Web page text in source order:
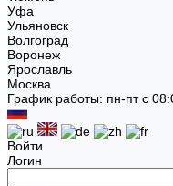
Уфа
Ульяновск
Волгоград
Воронеж
Ярославль
Москва
График работы: пн-пт с
Войти
Логин